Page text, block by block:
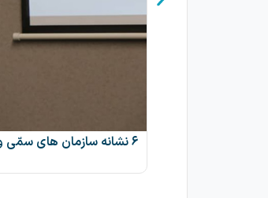
۶ نشانه سازمان های سمّی و نخبه کُش